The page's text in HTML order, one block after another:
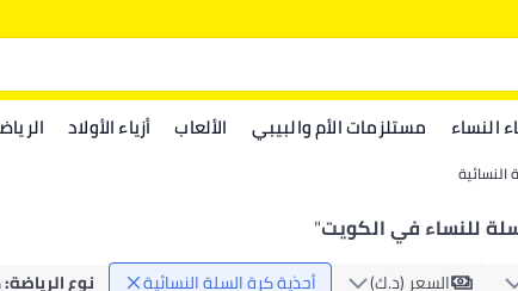
النساء مستلزمات الأم والبيبي الألعاب أزياء الأولاد
النسائية
للنساء في الكويت"
السعر (د.ك‏) أحذية كرة السلة النسائية نوع الرياضة: